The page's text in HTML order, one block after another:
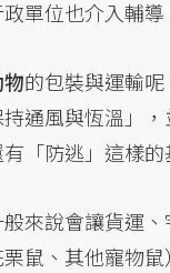
單位也介入輔
的包裝與運輸
通風與恆溫」
「防逃」這樣的
來說會讓貨運
鼠、其他寵物